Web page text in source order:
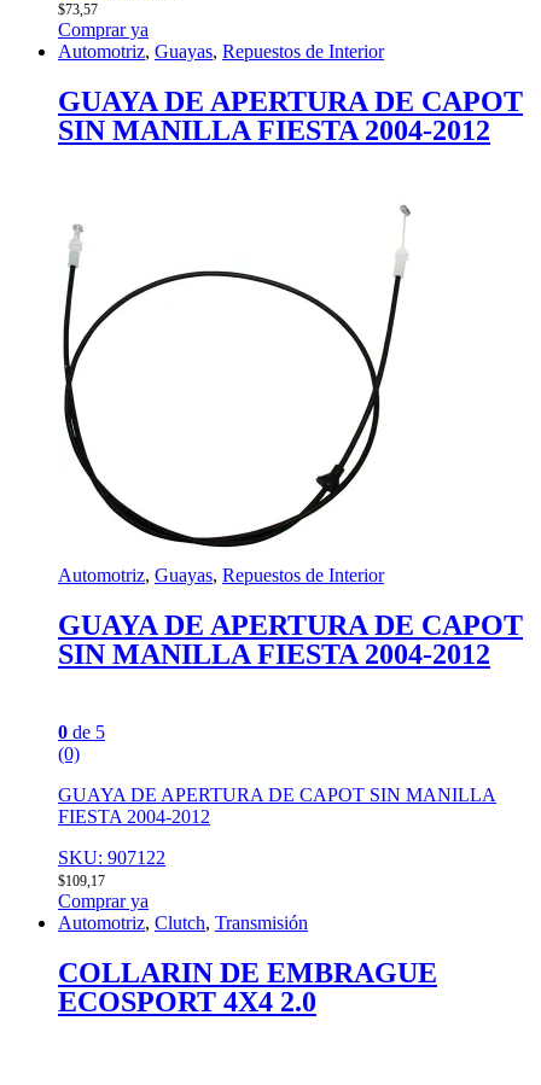
$73,57
Comprar ya
Automotriz, Guayas, Repuestos de Interior
GUAYA DE APERTURA DE CAPOT
SIN MANILLA FIESTA 2004-2012
Automotriz, Guayas, Repuestos de Interior
GUAYA DE APERTURA DE CAPOT
SIN MANILLA FIESTA 2004-2012
0 de 5
(0)
GUAYA DE APERTURA DE CAPOT SIN MANILLA
FIESTA 2004-2012
SKU: 907122
$109,17
Comprar ya
Automotriz, Clutch, Transmisión
COLLARIN DE EMBRAGUE
ECOSPORT 4X4 2.0